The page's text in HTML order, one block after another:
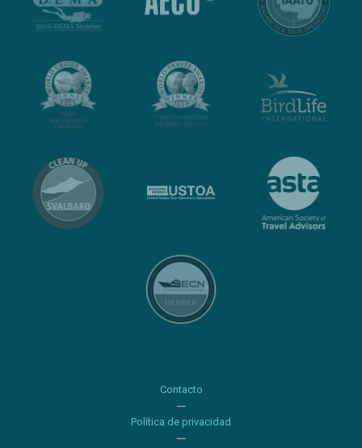
Contacto
Política de privacidad